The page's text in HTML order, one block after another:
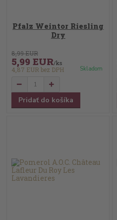
Pfalz Weintor Riesling
Dry
8,99 EUR
5,99 EUR/ks
4,87 EUR bez DPH Skladom
Pridať do košíka